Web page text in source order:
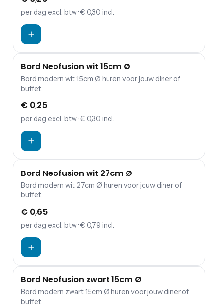
per dag excl. btw· € 0,30 incl.
Bord Neofusion wit 15cm Ø
Bord modern wit 15cm Ø huren voor jouw diner of
buffet.
€ 0,25
per dag excl. btw· € 0,30 incl.
Bord Neofusion wit 27cm Ø
Bord modern wit 27cm Ø huren voor jouw diner of
buffet.
€ 0,65
per dag excl. btw· € 0,79 incl.
Bord Neofusion zwart 15cm Ø
Bord modern zwart 15cm Ø huren voor jouw diner of
buffet.